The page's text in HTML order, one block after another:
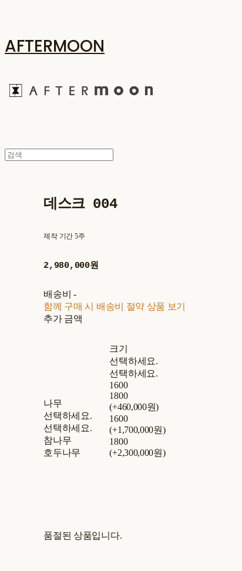
AFTERMOON
데스크 004
제작 기간 5주
2,980,000원
배송비-
함께 구매 시 배송비 절약 상품 보기
추가 금액
나무
선택하세요.
선택하세요.
참나무
호두나무
크기
선택하세요.
선택하세요.
1600
1800
(+460,000원)
1600
(+1,700,000원)
1800
(+2,300,000원)
품절된 상품입니다.